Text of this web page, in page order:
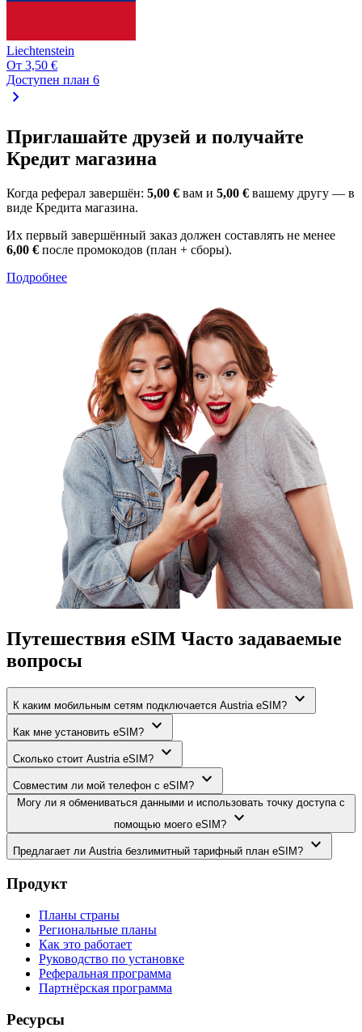
Liechtenstein
От 3,50 €
Доступен план 6
chevron_right
Приглашайте друзей и получайте
Кредит магазина
Когда реферал завершён: 5,00 € вам и 5,00 € вашему другу — в
виде Кредита магазина.
Их первый завершённый заказ должен составлять не менее
6,00 € после промокодов (план + сборы).
Подробнее
Путешествия eSIM Часто задаваемые
вопросы
К каким мобильным сетям подключается Austria eSIM? expand_more
Как мне установить eSIM? expand_more
Сколько стоит Austria eSIM? expand_more
Совместим ли мой телефон с eSIM? expand_more
Могу ли я обмениваться данными и использовать точку доступа с
помощью моего eSIM?
expand_more
Предлагает ли Austria безлимитный тарифный план eSIM? expand_more
Продукт
Планы страны
Региональные планы
Как это работает
Руководство по установке
Реферальная программа
Партнёрская программа
Ресурсы